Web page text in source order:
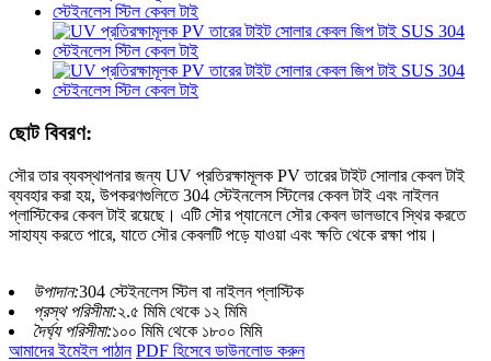
ছোট বিবরণ:
সৌর তার ব্যবস্থাপনার জন্য UV প্রতিরক্ষামূলক PV তারের টাইট সোলার কেবল টাই
ব্যবহার করা হয়, উপকরণগুলিতে 304 স্টেইনলেস স্টিলের কেবল টাই এবং নাইলন
প্লাস্টিকের কেবল টাই রয়েছে। এটি সৌর প্যানেলে সৌর কেবল ভালভাবে স্থির করতে
সাহায্য করতে পারে, যাতে সৌর কেবলটি পড়ে যাওয়া এবং ক্ষতি থেকে রক্ষা পায়।
উপাদান:304 স্টেইনলেস স্টিল বা নাইলন প্লাস্টিক
প্রস্থ পরিসীমা:২.৫ মিমি থেকে ১২ মিমি
দৈর্ঘ্য পরিসীমা:১০০ মিমি থেকে ১৮০০ মিমি
আমাদের ইমেইল পাঠান PDF হিসেবে ডাউনলোড করুন